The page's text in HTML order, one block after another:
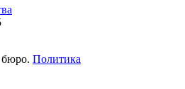
Политика